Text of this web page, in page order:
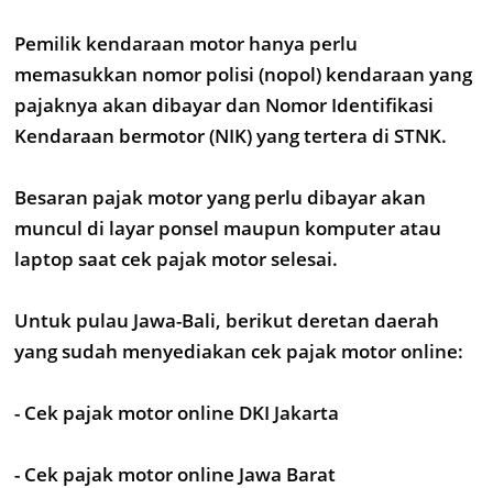
Pemilik kendaraan motor hanya perlu
memasukkan nomor polisi (nopol) kendaraan yang
pajaknya akan dibayar dan Nomor Identifikasi
Kendaraan bermotor (NIK) yang tertera di STNK.
Besaran pajak motor yang perlu dibayar akan
muncul di layar ponsel maupun komputer atau
laptop saat cek pajak motor selesai.
Untuk pulau Jawa-Bali, berikut deretan daerah
yang sudah menyediakan cek pajak motor online:
- Cek pajak motor online DKI Jakarta
- Cek pajak motor online Jawa Barat